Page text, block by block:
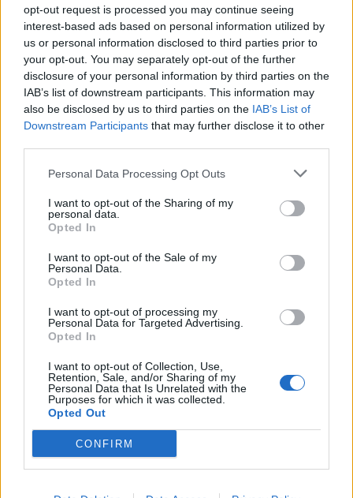
opt-out request is processed you may continue seeing
interest-based ads based on personal information utilized by
us or personal information disclosed to third parties prior to
your opt-out. You may separately opt-out of the further
disclosure of your personal information by third parties on the
IAB’s list of downstream participants. This information may
also be disclosed by us to third parties on the IAB’s List of
Downstream Participants that may further disclose it to other
Personal Data Processing Opt Outs
I want to opt-out of the Sharing of my
personal data.
Opted In
I want to opt-out of the Sale of my
Personal Data.
Opted In
I want to opt-out of processing my
Personal Data for Targeted Advertising.
Opted In
I want to opt-out of Collection, Use,
Retention, Sale, and/or Sharing of my
Personal Data that Is Unrelated with the
Purposes for which it was collected.
Opted Out
CONFIRM
Garessio (27)
Genola (67)
Gorzegno (6)
Govone (35)
Grinzane Cavour (34)
Guarene (95)
Igliano (2)
Lagnasco (77)
Lequio Tanaro (26)
Lesegno (12)
Limone Piemonte (53)
Lisio (1)
Magliano Alfieri (21)